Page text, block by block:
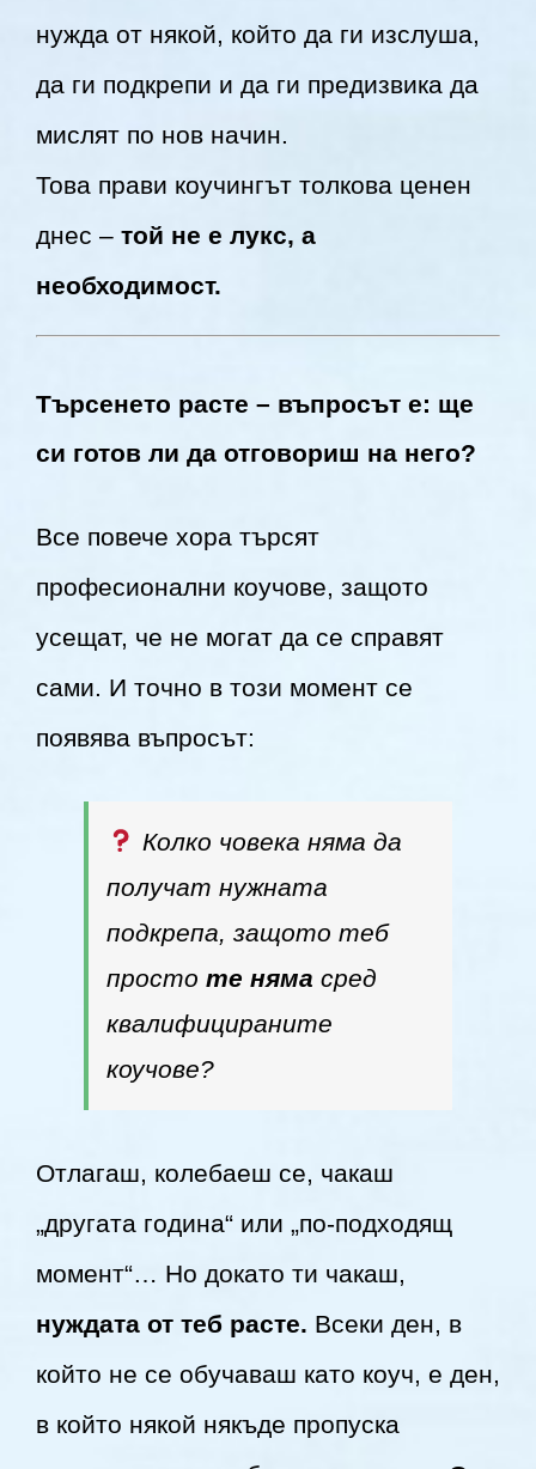
нужда от някой, който да ги изслуша,
да ги подкрепи и да ги предизвика да
мислят по нов начин.
Това прави коучингът толкова ценен
днес – той не е лукс, а
необходимост.
Търсенето расте – въпросът е: ще
си готов ли да отговориш на него?
Все повече хора търсят
професионални коучове, защото
усещат, че не могат да се справят
сами. И точно в този момент се
появява въпросът:
Колко човека няма да
получат нужната
подкрепа, защото теб
просто те няма сред
квалифицираните
коучове?
Отлагаш, колебаеш се, чакаш
„другата година“ или „по-подходящ
момент“… Но докато ти чакаш,
нуждата от теб расте. Всеки ден, в
който не се обучаваш като коуч, е ден,
в който някой някъде пропуска